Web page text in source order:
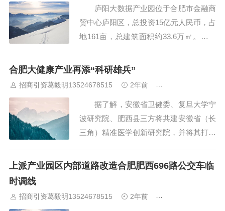
和蒙城北路贯穿园区，城市北外环...
庐阳大数据产业园位于合肥市金融商
贸中心庐阳区，总投资15亿元人民币，占
地161亩，总建筑面积约33.6万㎡。园区
苏浙沪！园区是安徽*一一家获批长三角
电信安徽公司首批5G建设园区，...
合肥大健康产业再添“科研雄兵”
招商引资葛毅明13524678515 2年前
据了解，安徽省卫健委、复旦大学宁
波研究院、肥西县三方将共建安徽省（长
三角）精准医学创新研究院，并将其打造
新药物、创新器械及诊断、数字医疗等领
大学”品牌影响力，引进技术策源性强，
上派产业园区内部道路改造合肥肥西696路公交车临
时调线
招商引资葛毅明13524678515 2年前